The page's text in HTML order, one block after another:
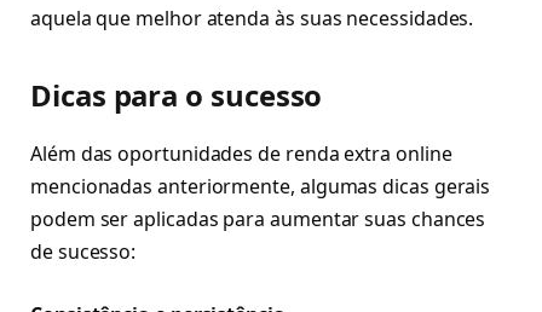
aquela que melhor atenda às suas necessidades.
Dicas para o sucesso
Além das oportunidades de renda extra online
mencionadas anteriormente, algumas dicas gerais
podem ser aplicadas para aumentar suas chances
de sucesso: